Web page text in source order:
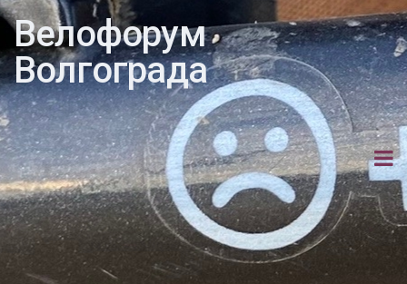
Велофорум
Волгограда